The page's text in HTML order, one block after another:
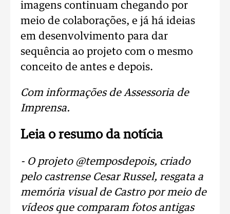
imagens continuam chegando por
meio de colaborações, e já há ideias
em desenvolvimento para dar
sequência ao projeto com o mesmo
conceito de antes e depois.
Com informações de Assessoria de
Imprensa.
Leia o resumo da notícia
- O projeto @temposdepois, criado
pelo castrense Cesar Russel, resgata a
memória visual de Castro por meio de
vídeos que comparam fotos antigas